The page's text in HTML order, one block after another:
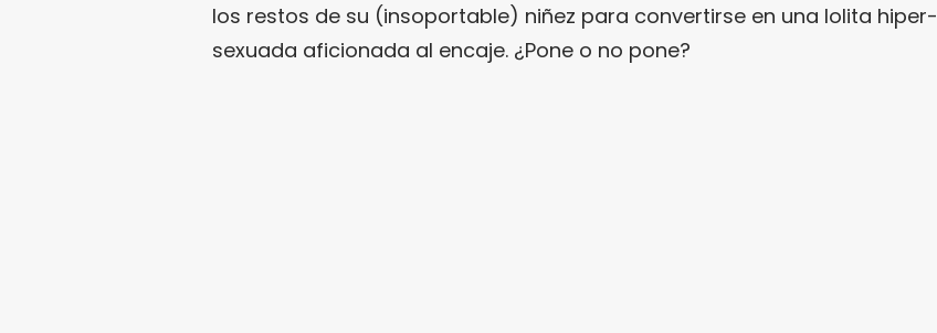
los restos de su (insoportable) niñez para convertirse en una lolita hiper-
sexuada aficionada al encaje. ¿Pone o no pone?